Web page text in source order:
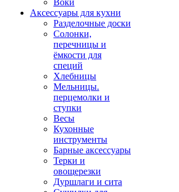
Воки
Аксессуары для кухни
Разделочные доски
Солонки,
перечницы и
ёмкости для
специй
Хлебницы
Мельницы.
перцемолки и
ступки
Весы
Кухонные
инструменты
Барные аксессуары
Терки и
овощерезки
Дуршлаги и сита